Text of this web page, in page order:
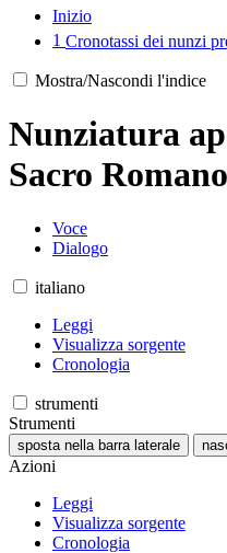
Inizio
1 Cronotassi dei nunzi
Mostra/Nascondi l'indice
Nunziatura
Sacro
Voce
Dialogo
italiano
Leggi
Visualizza sorgente
Cronologia
strumenti
Strumenti
sposta nella barra laterale
Azioni
Leggi
Visualizza sorgente
Cronologia